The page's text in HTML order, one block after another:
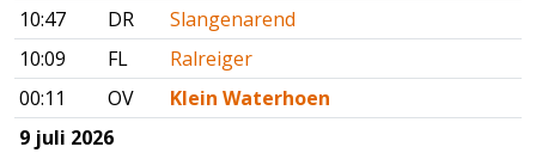
10:47
DR
Slangenarend
10:09
FL
Ralreiger
00:11
OV
Klein Waterhoen
9 juli 2026